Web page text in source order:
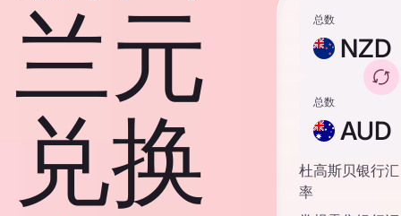
兰元
兑换
总数
NZD
总数
AUD
杜高斯贝银行汇
率